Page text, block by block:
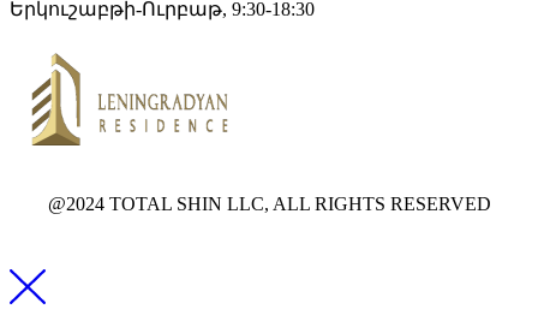
Երկուշաբթի-Ուրբաթ, 9:30-18:30
@2024 TOTAL SHIN LLC, ALL RIGHTS RESERVED